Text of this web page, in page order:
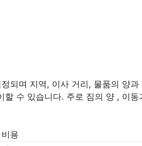
되며 지역, 이사 거리, 물품의 양
수 있습니다. 주로 짐의 양 , 이
용